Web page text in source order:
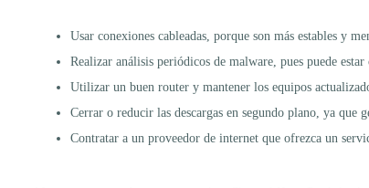
Usar conexiones cableadas, porque son más estables y
Realizar análisis periódicos de malware, pues puede estar
Utilizar un buen router y mantener los equipos
Cerrar o reducir las descargas en segundo plano, ya que
Contratar a un proveedor de internet que ofrezca un